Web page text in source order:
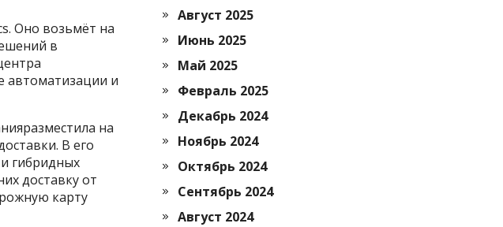
Оно возьмёт на
в
автоматизации и
на
В его
гибридных
доставку от
карту
Август 2025
Июнь 2025
Май 2025
Февраль 2025
Декабрь 2024
Ноябрь 2024
Октябрь 2024
Сентябрь 2024
Август 2024